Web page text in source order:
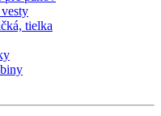
tielka